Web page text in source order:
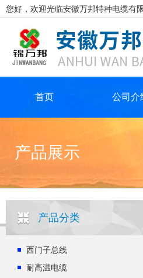
您好，欢迎光临安徽万邦特种电缆有
首页 公司介
产品展示
产品分类
西门子总线
耐高温电缆